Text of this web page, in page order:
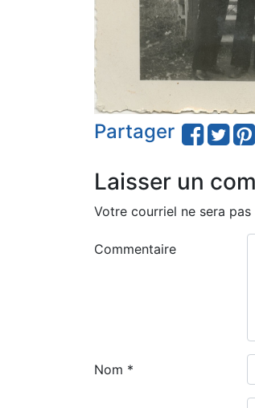
Partager
Laisser un
Votre courriel ne sera pas
Commentaire
Nom *